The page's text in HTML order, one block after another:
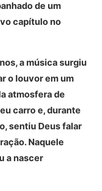
de um
capítulo no
a música surgiu
o louvor em um
atmosfera de
carro e, durante
sentiu Deus falar
Naquele
a nascer